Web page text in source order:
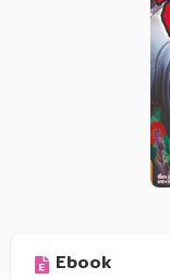
Ebook